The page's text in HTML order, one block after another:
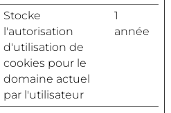
Stocke
l'autorisation
d'utilisation de
cookies pour le
domaine actuel
par l'utilisateur
1
année